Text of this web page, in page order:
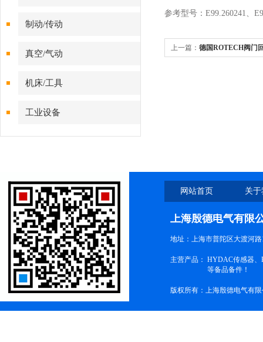
制动/传动
真空/气动
机床/工具
工业设备
参考型号： E99.260241、
上一篇： 德国ROTECH阀门
网站首页 关
上海殷德电气有限
地址：上海市普陀区大渡河路
主营产品： HYDAC传感器、
等备品备件！
版权所有：上海殷德电气有